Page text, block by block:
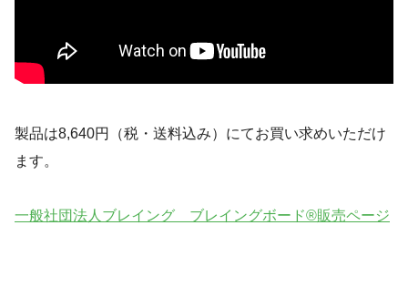
製品は8,640円（税・送料込み）にてお買い求めいただけ
ます。
一般社団法人ブレイング ブレイングボード®販売ページ